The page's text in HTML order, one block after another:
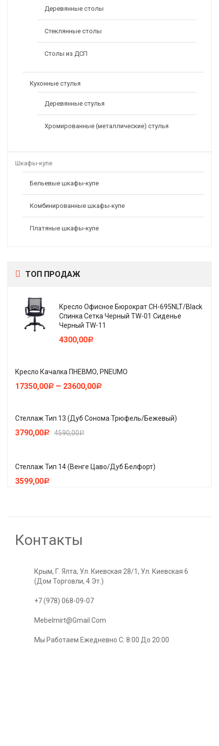
Деревянные столы
Стеклянные столы
Столы из ДСП
Кухонные стулья
Деревянные стулья
Хромированные (металлические) стулья
Шкафы-купе
Бельевые шкафы-купе
Комбинированные шкафы-купе
Платяные шкафы-купе
ТОП ПРОДАЖ
Кресло Офисное Бюрократ CH-695NLT/Black
Спинка Сетка Черный TW-01 Сиденье
Черный TW-11
4300,00Р
Кресло Качалка ПНЕВМО, PNEUMO
17350,00Р – 23600,00Р
Стеллаж Тип 13 (Дуб Сонома Трюфель/Бежевый)
4590,00Р
3790,00Р
Стеллаж Тип 14 (Венге Цаво/Дуб Белфорт)
3599,00Р
Контакты
Крым, Г. Ялта, Ул. Киевская 28/1, Ул. Киевская 6
(Дом Торговли, 4 Эт.)
+7 (978) 068-09-07
Mebelmirt@gmail.com
Мы Работаем Ежедневно С: 8:00 До 20:00